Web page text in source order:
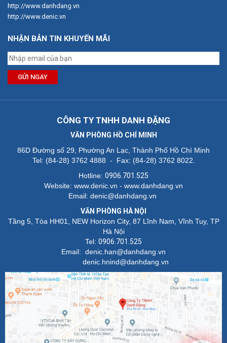
http://www.danhdang.vn
http://www.denic.vn
NHẬN BẢN TIN KHUYẾN MÃI
GỬI NGAY
CÔNG TY TNHH DANH ĐẶNG
VĂN PHÒNG HỒ CHÍ MINH
86D Đường số 29, Phường An Lạc, Thành Phố Hồ Chí Minh
Tel: (84-28) 3762 4888 - Fax: (84-28) 3762 8022.
Hotline: 0906.701.525
Website: www.denic.vn - www.danhdang.vn
Email: denic@danhdang.vn
VĂN PHÒNG HÀ NỘI
Tầng 5, Tòa HH01, NEW Horizon City, 87 Lĩnh Nam, Vĩnh Tuy, TP
Hà Nội
Tel: 0906.701.525
Email: denic.han@danhdang.vn
denic.hnind@danhdang.vn